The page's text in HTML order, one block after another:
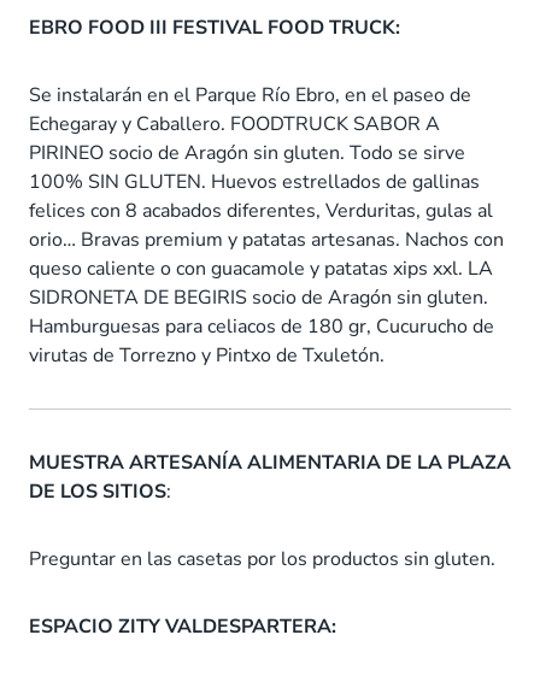
EBRO FOOD III FESTIVAL FOOD TRUCK:
Se instalarán en el Parque Río Ebro, en el paseo de
Echegaray y Caballero. FOODTRUCK SABOR A
PIRINEO socio de Aragón sin gluten. Todo se sirve
100% SIN GLUTEN. Huevos estrellados de gallinas
felices con 8 acabados diferentes, Verduritas, gulas al
orio… Bravas premium y patatas artesanas. Nachos con
queso caliente o con guacamole y patatas xips xxl. LA
SIDRONETA DE BEGIRIS socio de Aragón sin gluten.
Hamburguesas para celiacos de 180 gr, Cucurucho de
virutas de Torrezno y Pintxo de Txuletón.
MUESTRA ARTESANÍA ALIMENTARIA DE LA PLAZA
DE LOS SITIOS:
Preguntar en las casetas por los productos sin gluten.
ESPACIO ZITY VALDESPARTERA: